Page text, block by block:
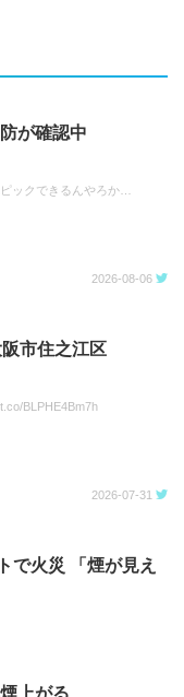
が確認中
ックできるんやろか…
2026-08-06
市住之江区
BLPHE4Bm7h
2026-07-31
で火災 「煙が見え
上がる